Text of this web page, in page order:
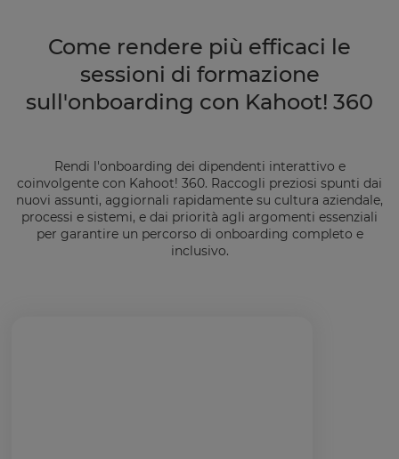
Come rendere più efficaci le
sessioni di formazione
sull'onboarding con Kahoot! 360
Rendi l'onboarding dei dipendenti interattivo e
coinvolgente con Kahoot! 360. Raccogli preziosi spunti dai
nuovi assunti, aggiornali rapidamente su cultura aziendale,
processi e sistemi, e dai priorità agli argomenti essenziali
per garantire un percorso di onboarding completo e
inclusivo.